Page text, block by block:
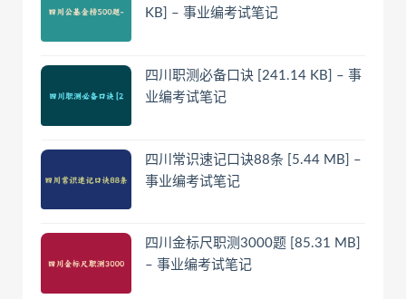
KB] – 事业编考试笔记
四川职测必备口诀 [241.14 KB] – 事
业编考试笔记
四川常识速记口诀88条 [5.44 MB] –
事业编考试笔记
四川金标尺职测3000题 [85.31 MB]
– 事业编考试笔记